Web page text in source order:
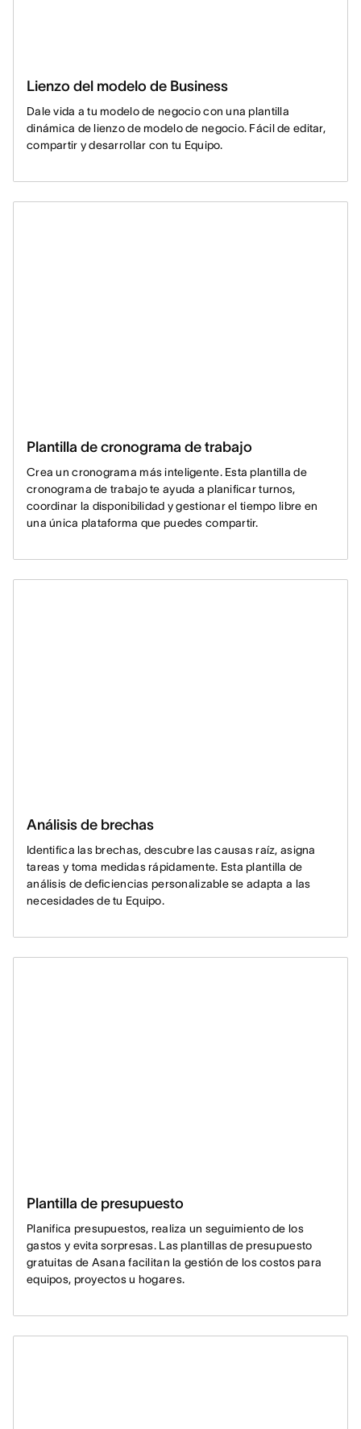
Lienzo del modelo de Business
Dale vida a tu modelo de negocio con una plantilla
dinámica de lienzo de modelo de negocio. Fácil de editar,
compartir y desarrollar con tu Equipo.
Plantilla de cronograma de trabajo
Crea un cronograma más inteligente. Esta plantilla de
cronograma de trabajo te ayuda a planificar turnos,
coordinar la disponibilidad y gestionar el tiempo libre en
una única plataforma que puedes compartir.
Análisis de brechas
Identifica las brechas, descubre las causas raíz, asigna
tareas y toma medidas rápidamente. Esta plantilla de
análisis de deficiencias personalizable se adapta a las
necesidades de tu Equipo.
Plantilla de presupuesto
Planifica presupuestos, realiza un seguimiento de los
gastos y evita sorpresas. Las plantillas de presupuesto
gratuitas de Asana facilitan la gestión de los costos para
equipos, proyectos u hogares.